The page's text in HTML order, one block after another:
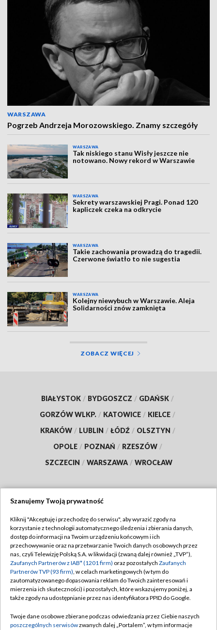
WARSZAWA
Pogrzeb Andrzeja Morozowskiego. Znamy szczegóły
WARSZAWA
Tak niskiego stanu Wisły jeszcze nie
notowano. Nowy rekord w Warszawie
WARSZAWA
Sekrety warszawskiej Pragi. Ponad 120
kapliczek czeka na odkrycie
WARSZAWA
Takie zachowania prowadzą do tragedii.
Czerwone światło to nie sugestia
WARSZAWA
Kolejny niewybuch w Warszawie. Aleja
Solidarności znów zamknięta
ZOBACZ WIĘCEJ
BIAŁYSTOK / BYDGOSZCZ / GDAŃSK /
GORZÓW WLKP. / KATOWICE / KIELCE /
KRAKÓW / LUBLIN / ŁÓDŹ / OLSZTYN /
OPOLE / POZNAŃ / RZESZÓW /
SZCZECIN / WARSZAWA / WROCŁAW
TVP
Abonament TVP
Emisja w TVP
Centrum informacji TVP
Naziemna Telewizja Cyfrowa
Rada Programowa
Regulamin TVP
Polityka prywatności
Moje zgody
Pomoc
Kontakt
Szanujemy Twoją prywatność
Kliknij "Akceptuję i przechodzę do serwisu", aby wyrazić zgody na
korzystanie z technologii automatycznego śledzenia i zbierania danych,
dostęp do informacji na Twoim urządzeniu końcowym i ich
przechowywanie oraz na przetwarzanie Twoich danych osobowych przez
nas, czyli Telewizję Polską S.A. w likwidacji (zwaną dalej również „TVP”),
Zaufanych Partnerów z IAB* (1201 firm) oraz pozostałych Zaufanych
Partnerów TVP (93 firm), w celach marketingowych (w tym do
zautomatyzowanego dopasowania reklam do Twoich zainteresowań i
mierzenia ich skuteczności) i pozostałych, które wskazujemy poniżej, a
także zgody na udostępnianie przez nas identyfikatora PPID do Google.
Twoje dane osobowe zbierane podczas odwiedzania przez Ciebie naszych
poszczególnych serwisówzwanych dalej „Portalem”, w tym informacje